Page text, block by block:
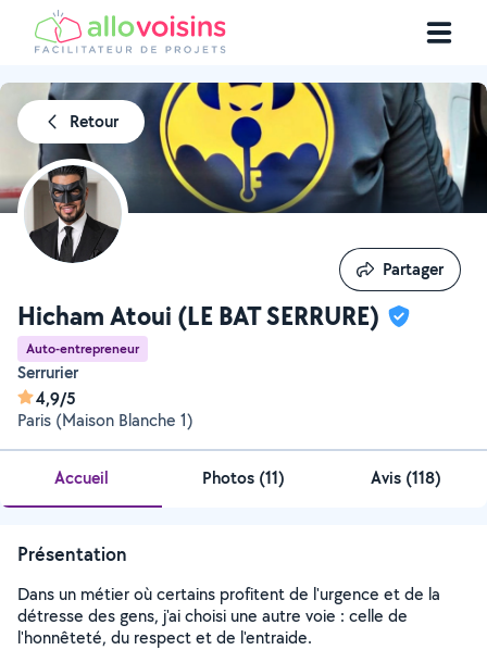
Retour
Hicham Atoui (LE BAT SERRURE)
Auto-entrepreneur
Serrurier
4,9/5
Paris (Maison Blanche 1)
Partager
Partager
Accueil Photos (11) Avis (118)
Présentation
Dans un métier où certains profitent de l'urgence et de la
détresse des gens, j'ai choisi une autre voie : celle de
l'honnêteté, du respect et de l'entraide.